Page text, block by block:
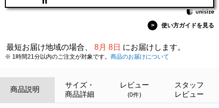
> 使い方ガイドを見る
最短お届け地域の場合、 8月 8日 にお届けします。
※ 1時間21分以内のご注文が対象です。 商品のお届けについて
商品説明
サイズ・
商品詳細
レビュー
(0件)
スタッフ
レビュー